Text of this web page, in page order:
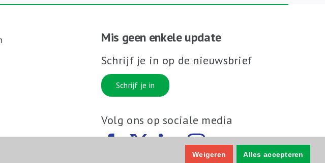
Weigeren Alles accepteren
Mis geen enkele update
Schrijf je in op de nieuwsbrief
Schrijf je in
Volg ons op sociale media